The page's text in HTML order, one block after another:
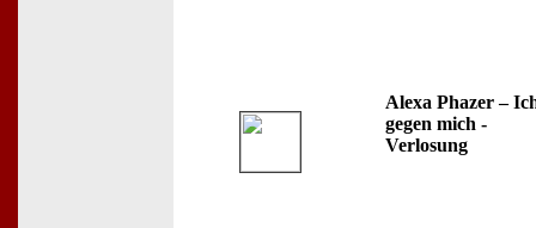
Alexa Phazer –
gegen mich -
Verlosung